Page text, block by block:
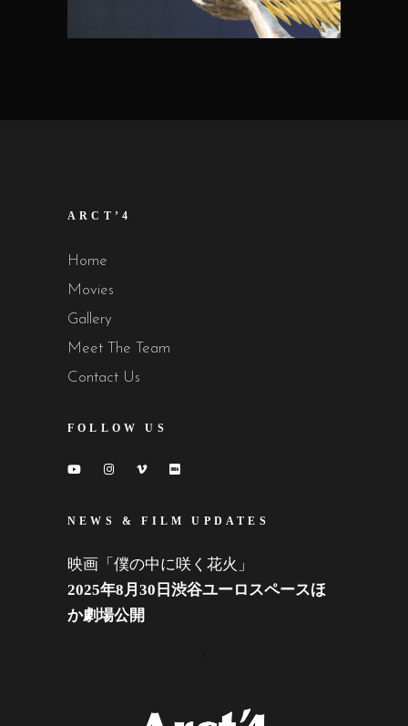
ARCT’4
Home
Movies
Gallery
Meet The Team
Contact Us
FOLLOW US
NEWS & FILM UPDATES
映画「僕の中に咲く花火」
2025年8月30日渋谷ユーロスペースほ
か劇場公開